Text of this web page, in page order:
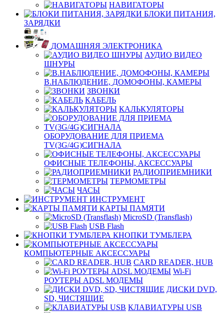
НАВИГАТОРЫ
БЛОКИ ПИТАНИЯ,
ЗАРЯДКИ
ДОМАШНЯЯ ЭЛЕКТРОНИКА
АУДИО ВИДЕО
ШНУРЫ
В.НАБЛЮДЕНИЕ, ДОМОФОНЫ, КАМЕРЫ
ЗВОНКИ
КАБЕЛЬ
КАЛЬКУЛЯТОРЫ
ОБОРУДОВАНИЕ ДЛЯ ПРИЕМА
TV(3G/4G)СИГНАЛА
ОФИСНЫЕ ТЕЛЕФОНЫ, АКСЕССУАРЫ
РАДИОПРИЕМНИКИ
ТЕРМОМЕТРЫ
ЧАСЫ
ИНСТРУМЕНТ
КАРТЫ ПАМЯТИ
MicroSD (Transflash)
USB Flash
КНОПКИ ТУМБЛЕРА
КОМПЬЮТЕРНЫЕ АКСЕССУАРЫ
CARD READER, HUB
Wi-Fi
РОУТЕРЫ ADSL МОДЕМЫ
ДИСКИ DVD,
SD, ЧИСТЯЩИЕ
КЛАВИАТУРЫ USB